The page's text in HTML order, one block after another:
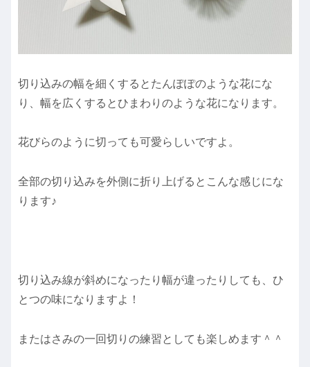
切り込みの幅を細くするとたんぽぽのような花にな
り、幅を広くするとひまわりのような花になります。
花びらのように切っても可愛らしいですよ。
全部の切り込みを外側に折り上げるとこんな感じにな
ります♪
切り込み線が斜めになったり幅が違ったりしても、ひ
とつの味になりますよ！
またはさみの一回切りの練習としても楽しめます＾＾